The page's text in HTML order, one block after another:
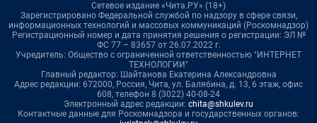
Сетевое издание «Чита.РУ» (18+)
Зарегистрировано Федеральной службой по надзору в сфере связи,
информационных технологий и массовых коммуникаций (Роскомнадзор)
Регистрационный номер и дата принятия решения о регистрации: ЭЛ №
ФС 77 – 83657 от 26.07.2022 г.
Учредитель: Общество с ограниченной ответственностью "ИНТЕРНЕТ
ТЕХНОЛОГИИ"
Главный редактор: Шайтанова Екатерина Александровна
Адрес редакции: 672000, Россия, Чита, ул. Балябина, д. 13, 6 этаж, офис
608, телефон 8 (3022) 40-08-24
Электронный адрес редакции: chita@shkulev.ru
Контактные данные для Роскомнадзора и государственных органов: